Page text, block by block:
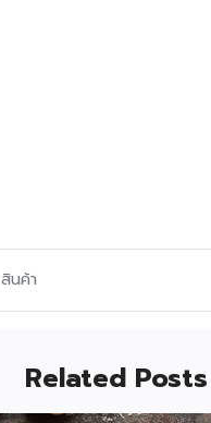
สินค้า
Related Posts